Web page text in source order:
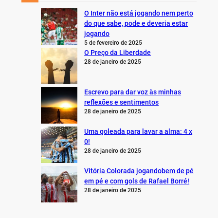
O Inter não está jogando nem perto
do que sabe, pode e deveria estar
jogando
5 de fevereiro de 2025
O Preço da Liberdade
28 de janeiro de 2025
Escrevo para dar voz às minhas
reflexões e sentimentos
28 de janeiro de 2025
Uma goleada para lavar a alma: 4 x
0!
28 de janeiro de 2025
Vitória Colorada jogandobem de pé
em pé e com gols de Rafael Borré!
28 de janeiro de 2025